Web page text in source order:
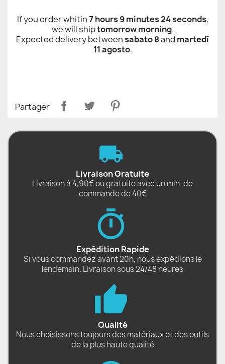
If you order whitin7 hours 9 minutes 24 seconds,
we will shiptomorrow morning.
Expected delivery betweensabato 8and martedì
11 agosto.
Partager
Livraison Gratuite
Livraison à 4,90€ ou gratuite avec un min. de
commande de 40€
Expédition Rapide
Si vous commandez avant 20h, nous expédions le
lendemain. Livraison sous 24/48 heures
Qualité
Nous choisissons toujours des matériaux et des outils
de la plus haute qualité